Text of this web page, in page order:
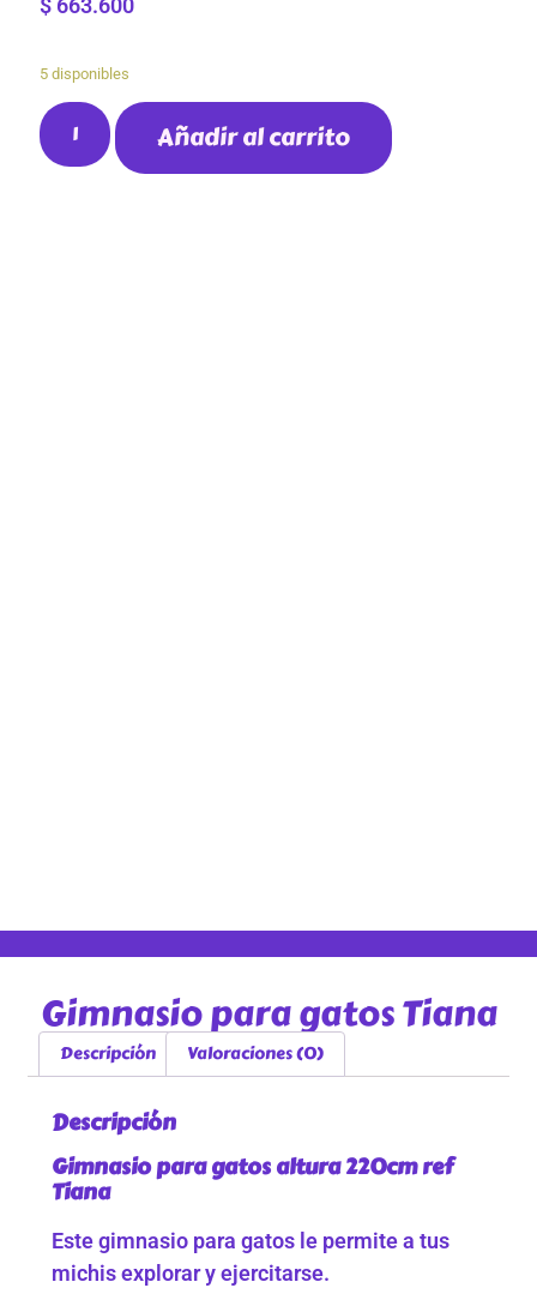
$ 663.600
5 disponibles
Añadir al carrito
Gimnasio para gatos Tiana
Descripción Valoraciones (0)
Descripción
Gimnasio para gatos altura 220cm ref
Tiana
Este gimnasio para gatos le permite a tus
michis explorar y ejercitarse.